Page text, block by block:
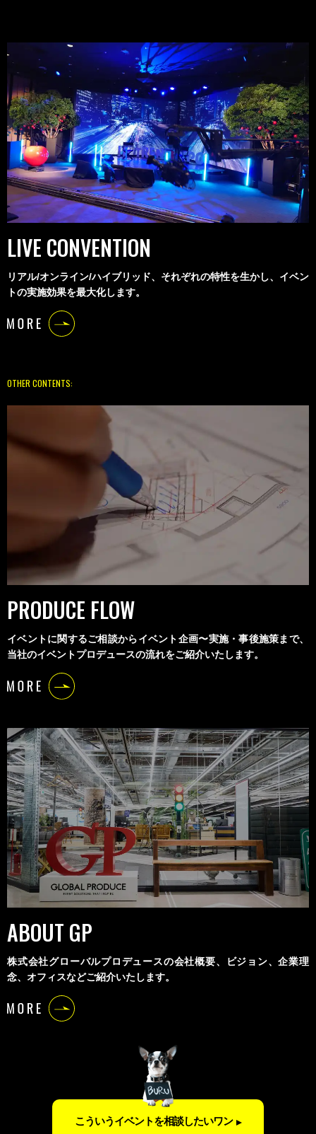
LIVE CONVENTION
リアル/オンライン/ハイブリッド、それぞれの特性を生かし、イベン
トの実施効果を最大化します。
OTHER CONTENTS:
PRODUCE FLOW
イベントに関するご相談からイベント企画〜実施・事後施策まで、
当社のイベントプロデュースの流れをご紹介いたします。
ABOUT GP
株式会社グローバルプロデュースの会社概要、ビジョン、企業理
念、オフィスなどご紹介いたします。
こういうイベントを相談したいワン